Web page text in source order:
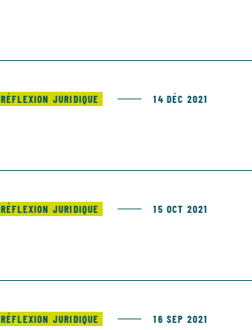
RÉFLEXION JURIDIQUE 14 DÉC 2021
RÉFLEXION JURIDIQUE 15 OCT 2021
RÉFLEXION JURIDIQUE 16 SEP 2021